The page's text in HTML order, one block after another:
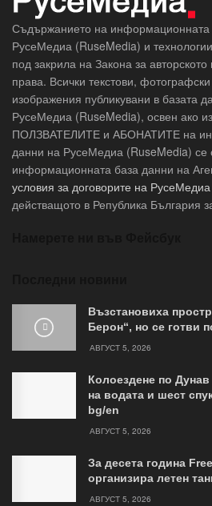
Съдържанието на информационната
РусеМедиа (RuseMedia) и
под закрила на Закона за
права. Всички текстови,
изображения публикувани в базата
РусеМедиа (RuseMedia), освен ако
ПОЛЗВАТЕЛИТЕ и АБОНАТИТЕ на
данни на РусеМедиа (RuseMedia) се
информационната база данни на
условия за договорите на
действащото в Република България
Възстановиха
Берон“, но се готви
АВГУСТ 5, 2026
Колоездене по
на водата и шест
bg/en
АВГУСТ 5, 2026
За десета година
организира летен
АВГУСТ 5, 2026